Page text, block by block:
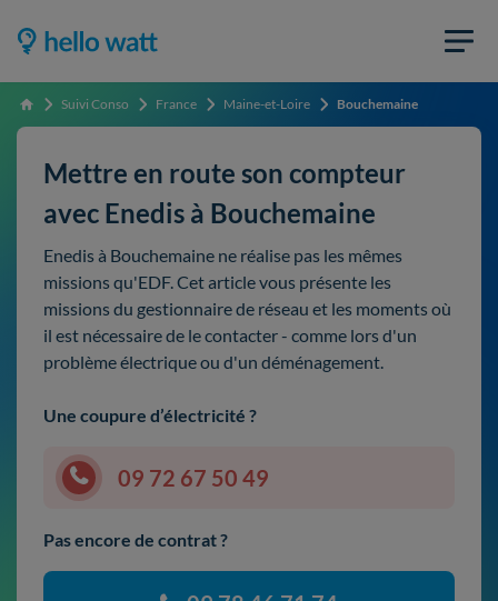
Accueil Suivi Conso France Maine-et-Loire Bouchemaine
Mettre en route son compteur
avec Enedis à Bouchemaine
Enedis à Bouchemaine ne réalise pas les mêmes
missions qu'EDF. Cet article vous présente les
missions du gestionnaire de réseau et les moments où
il est nécessaire de le contacter - comme lors d'un
problème électrique ou d'un déménagement.
Une coupure d’électricité ?
09 72 67 50 49
Pas encore de contrat ?